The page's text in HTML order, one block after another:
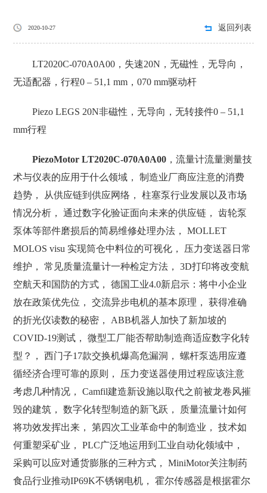
2020-10-27 返回列表
LT2020C-070A0A00，失速20N，无磁性，无导向，
无适配器，行程0 – 51,1 mm，070 mm驱动杆
Piezo LEGS 20N非磁性，无导向，无转接件0 – 51,1
mm行程
PiezoMotor LT2020C-070A0A00 ，流量计流量测量技
术与仪表的应用于什么领域， 制造业厂商应注意的消费
趋势， 从供应链到供应网络， 柱塞泵行业发展以及市场
情况分析， 通过数字化验证面向未来的供应链， 齿轮泵
泵体等部件磨损后的简易维修处理办法， MOLLET
MOLOS visu 实现筒仓中料位的可视化， 压力变送器日常
维护， 常见质量流量计一种检定方法， 3D打印将改变航
空航天和国防的方式， 德国工业4.0新启示：将中小企业
放在政策优先位， 交流异步电机的基本原理， 获得准确
的折光仪读数的秘密， ABB机器人加快了新加坡的
COVID-19测试， 微型工厂能否帮助制造商适应数字化转
型？， 西门子17款交换机爆高危漏洞， 螺杆泵选用应遵
循经济合理可靠的原则， 压力变送器使用过程应该注意
考虑几种情况， Camfil建造新设施以取代之前被龙卷风摧
毁的建筑， 数字化转型制造的新飞跃， 质量流量计如何
将功效发挥出来， 第四次工业革命中的制造业， 技术如
何重塑采矿业， PLC广泛地运用到工业自动化领域中，
采购可以应对通货膨胀的三种方式， MiniMotor关注制药
食品行业推动IP69K不锈钢电机， 霍尔传感器是根据霍尔